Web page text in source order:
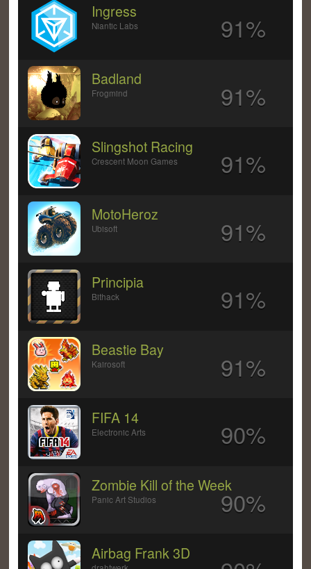
Ingress
Niantic Labs 91%
Badland
Frogmind 91%
Slingshot Racing
Crescent Moon Games 91%
MotoHeroz
Ubisoft 91%
Principia
Bithack 91%
Beastie Bay
Kairosoft 91%
FIFA 14
Electronic Arts 90%
Zombie Kill of the Week
Panic Art Studios 90%
Airbag Frank 3D